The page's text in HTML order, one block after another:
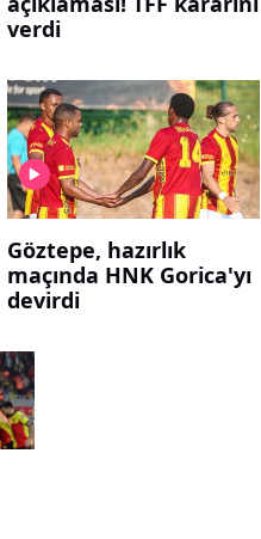
verdi
Göztepe, hazırlık
maçında HNK Gorica'yı
devirdi